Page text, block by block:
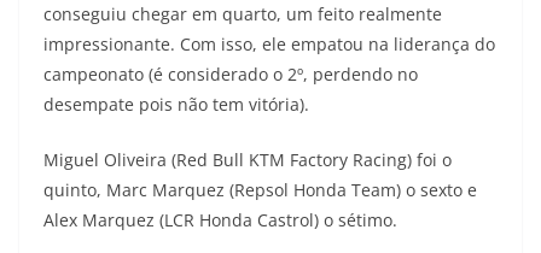
conseguiu chegar em quarto, um feito realmente
impressionante. Com isso, ele empatou na liderança do
campeonato (é considerado o 2º, perdendo no
desempate pois não tem vitória).
Miguel Oliveira (Red Bull KTM Factory Racing) foi o
quinto, Marc Marquez (Repsol Honda Team) o sexto e
Alex Marquez (LCR Honda Castrol) o sétimo.